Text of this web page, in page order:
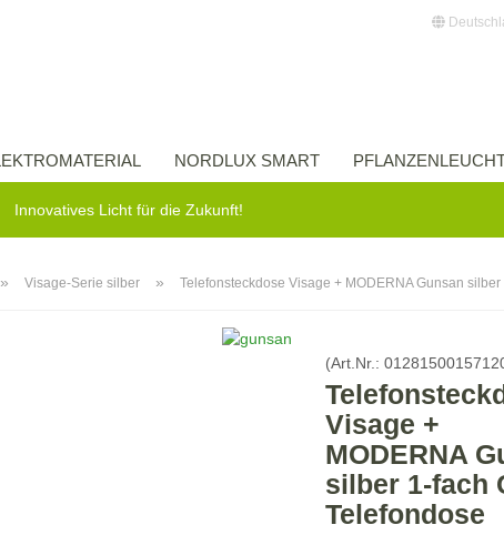
Passwort vergessen?
Innovatives Licht für die Zukunft!
NORDLUX SMART
» Visage-Serie silber » Telefonsteckdose Visage + MODERNA Gunsan
(Art.Nr.:
Visage +
MODERNA
silber 1-fach
Telefondose